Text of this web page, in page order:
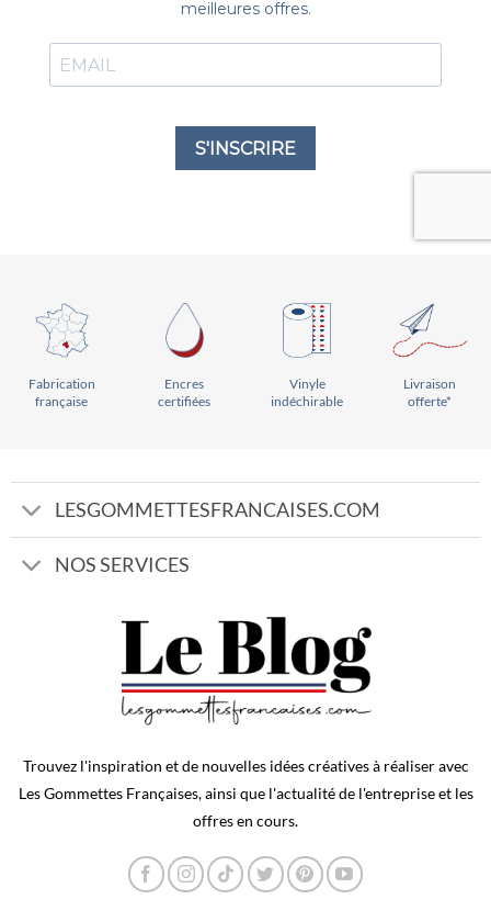
Fabrication
française
Encres
certifiées
Vinyle
indéchirable
Livraison
offerte*
LESGOMMETTESFRANCAISES.COM
NOS SERVICES
Trouvez l'inspiration et de nouvelles idées créatives à réaliser avec
Les Gommettes Françaises, ainsi que l'actualité de l'entreprise et les
offres en cours.